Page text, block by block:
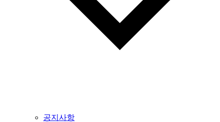
공지사항